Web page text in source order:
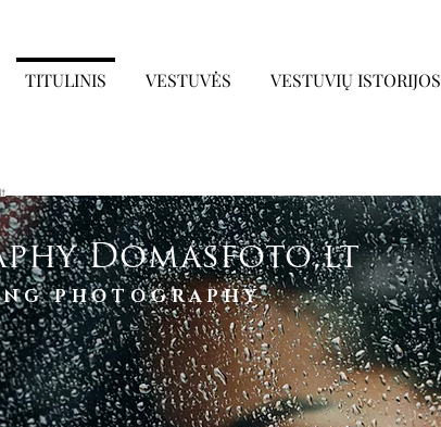
TITULINIS VESTUVĖS VESTUVIŲ ISTORIJOS
Domasfoto.lt
PHOTOGRAPHY